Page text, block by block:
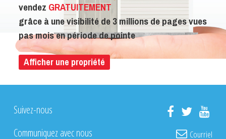
vendez GRATUITEMENT
grâce à une visibilité de 3 millions de pages vues
pas mois en période de pointe
Afficher une propriété
Suivez-nous
Communiquez avec nous
Courriel